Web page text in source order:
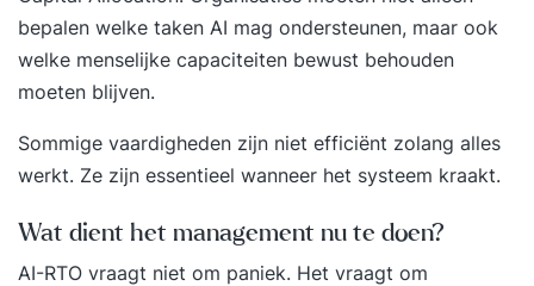
bepalen welke taken AI mag ondersteunen, maar ook
welke menselijke capaciteiten bewust behouden
moeten blijven.
Sommige vaardigheden zijn niet efficiënt zolang alles
werkt. Ze zijn essentieel wanneer het systeem kraakt.
Wat dient het management nu te doen?
AI-RTO vraagt niet om paniek. Het vraagt om